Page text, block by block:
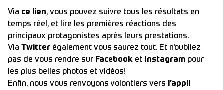
Via ce lien, vous pouvez suivre tous les résultats en
temps réel, et lire les premières réactions des
principaux protagonistes après leurs prestations.
Via Twitter également vous saurez tout. Et n’oubliez
pas de vous rendre sur Facebook et Instagram pour
les plus belles photos et vidéos!
Enfin, nous vous renvoyons volontiers vers l’appli